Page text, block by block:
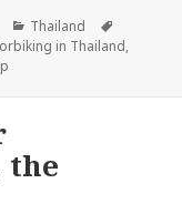
Рубрики
Thailand
in Thailand,
the